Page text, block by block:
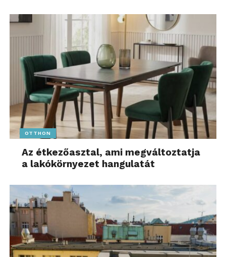
OTTHON
Az étkezőasztal, ami megváltoztatja
a lakókörnyezet hangulatát